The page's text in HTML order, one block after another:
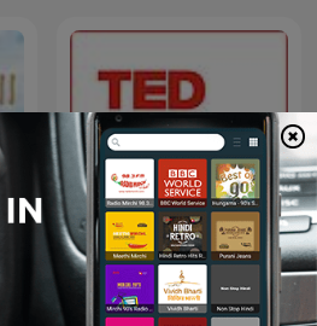
TED Talks Daily